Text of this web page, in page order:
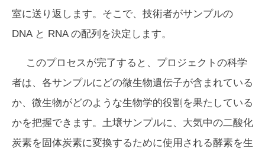
室に送り返します。そこで、技術者がサンプルの
DNA と RNA の配列を決定します。
このプロセスが完了すると、プロジェクトの科学
者は、各サンプルにどの微生物遺伝子が含まれている
か、微生物がどのような生物学的役割を果たしている
かを把握できます。土壌サンプルに、大気中の二酸化
炭素を固体炭素に変換するために使用される酵素を生